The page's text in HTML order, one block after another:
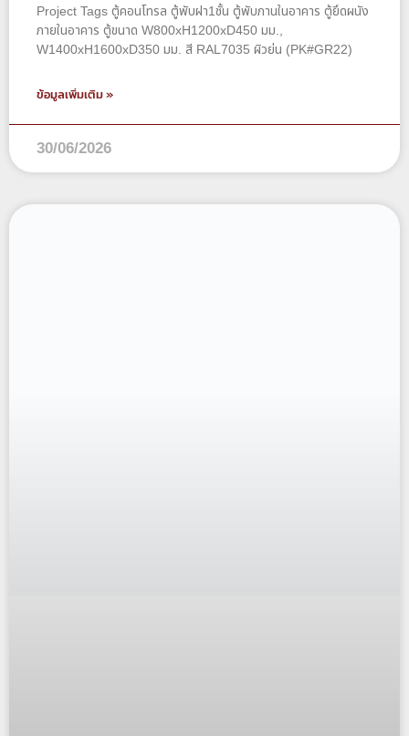
Project Tags ตู้คอนโทรล ตู้พับฝา1ชั้น ตู้พับภานในอาคาร ตู้ยึดผนัง
ภายในอาคาร ตู้ขนาด W800xH1200xD450 มม.,
W1400xH1600xD350 มม. สี RAL7035 ผิวย่น (PK#GR22)
ข้อมูลเพิ่มเติม »
30/06/2026